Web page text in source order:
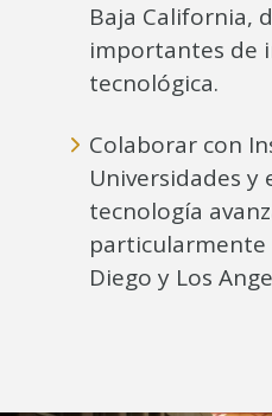
Baja California,
importantes de
tecnológica.
Colaborar con
Universidades y
tecnología
particularmente
Diego y Los